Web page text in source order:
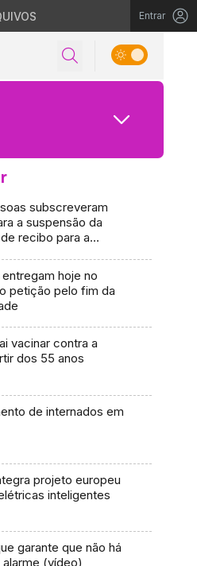
Entrar
subscreveram
a suspensão da
recibo para a
hoje no
petição pelo fim da
vacinar contra a
dos 55 anos
de internados em
projeto europeu
inteligentes
garante que não há
(vídeo)